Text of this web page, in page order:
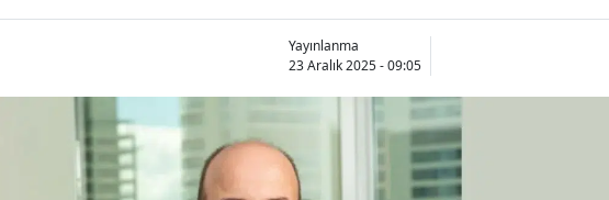
Aydın
Balıkesir
Bilecik
Bingöl
Yayınlanma
23 Aralık 2025 - 09:05